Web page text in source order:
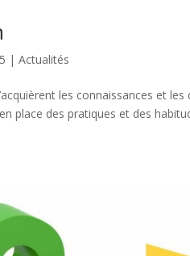
|Actualités
les connaissances et
place des pratiques et des